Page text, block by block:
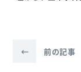
← 前の記事